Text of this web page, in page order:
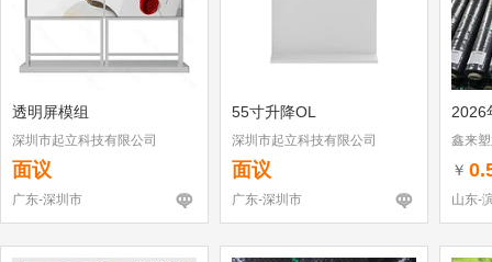
透明屏模组
深圳市起立科技有限公司
面议
广东-深圳市
55寸升降OL
深圳市起立科技有限公司
面议
广东-深圳市
2026
鑫来
￥
山东-